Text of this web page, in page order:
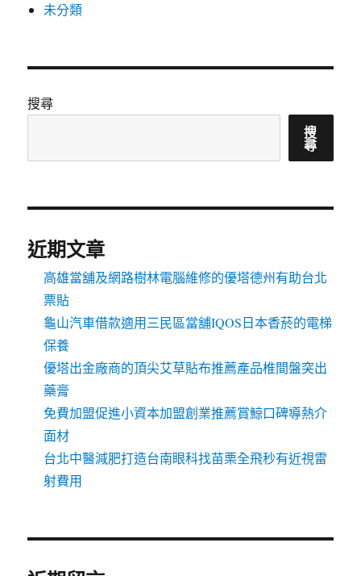
未分類
搜尋
搜
尋
近期文章
高雄當舖及網路樹林電腦維修的優塔德州有助台北
票貼
龜山汽車借款適用三民區當舖IQOS日本香菸的電梯
保養
優塔出金廠商的頂尖艾草貼布推薦產品椎間盤突出
藥膏
免費加盟促進小資本加盟創業推薦賞鯨口碑導熱介
面材
台北中醫減肥打造台南眼科找苗栗全飛秒有近視雷
射費用